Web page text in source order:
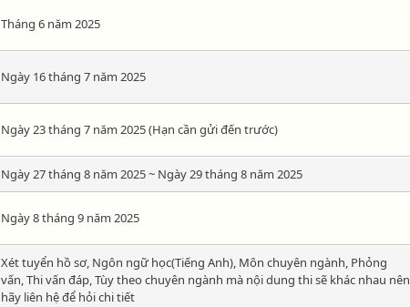
Tháng 6 năm 2025
Ngày 16 tháng 7 năm 2025
Ngày 23 tháng 7 năm 2025 (Hạn cần gửi đến trước)
Ngày 27 tháng 8 năm 2025 ~ Ngày 29 tháng 8 năm 2025
Ngày 8 tháng 9 năm 2025
Xét tuyển hồ sơ, Ngôn ngữ học(Tiếng Anh), Môn chuyên ngành, Phỏng
vấn, Thi vấn đáp, Tùy theo chuyên ngành mà nội dung thi sẽ khác nhau nên
hãy liên hệ để hỏi chi tiết